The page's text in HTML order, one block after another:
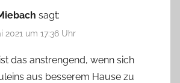
sagt:
2021 um 17:36 Uhr
das anstrengend, wenn sich
aus besserem Hause zu